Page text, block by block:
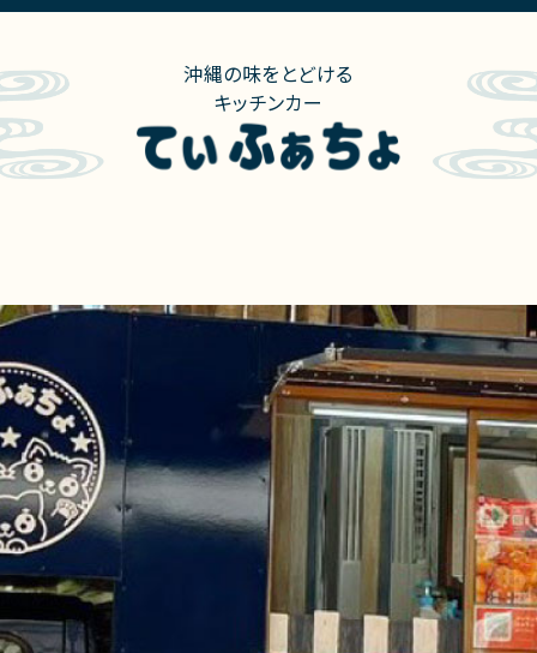
沖縄の味をとどける
キッチンカー
ュー 出店情報 出店実績 会社概要 お問合